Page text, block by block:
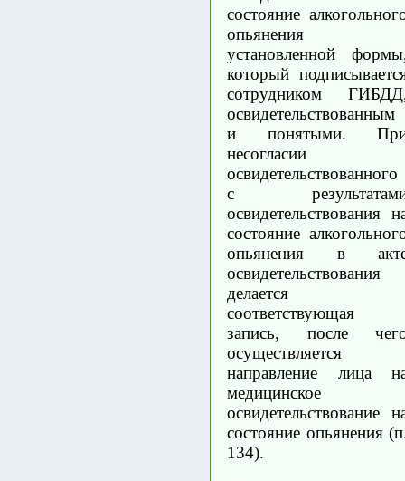
состояние
опьянения
установленной
который
сотрудником
освидетельствованным
и понятыми.
несогласии
освидетельствованного
с
освидетельствования
состояние
опьянения в
освидетельствования
делается
соответствующая
запись, после
осуществляется
направление лица
медицинское
освидетельствование
состояние опьянения
134).